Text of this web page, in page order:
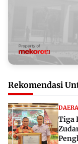
Rekomendasi
Tiga